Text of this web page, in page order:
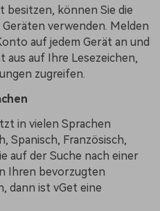
besitzen, können Sie die
verwenden. Melden
auf jedem Gerät an und
aus auf Ihre Lesezeichen,
zugreifen.
in vielen Sprachen
Spanisch, Französisch,
auf der Suche nach einer
Ihren bevorzugten
dann ist vGet eine